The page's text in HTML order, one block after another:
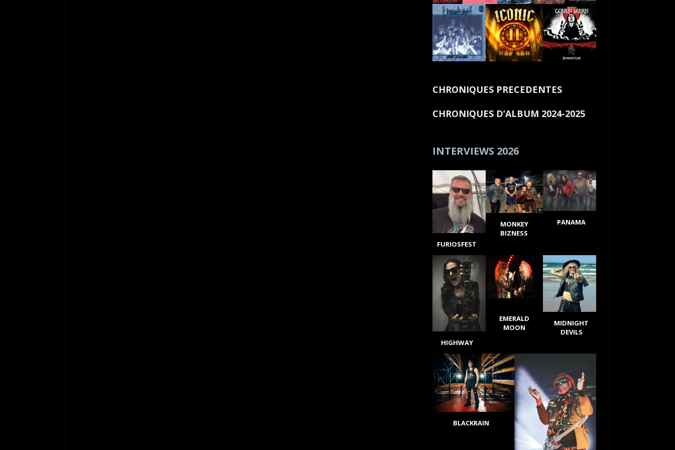
CHRONIQUES PRECEDENTES
CHRONIQUES D’ALBUM 2024-2025
INTERVIEWS 2026
FURIOSFEST
MONKEY
BIZNESS
PANAMA
HIGHWAY
EMERALD
MOON
MIDNIGHT
DEVILS
BLACKRAIN